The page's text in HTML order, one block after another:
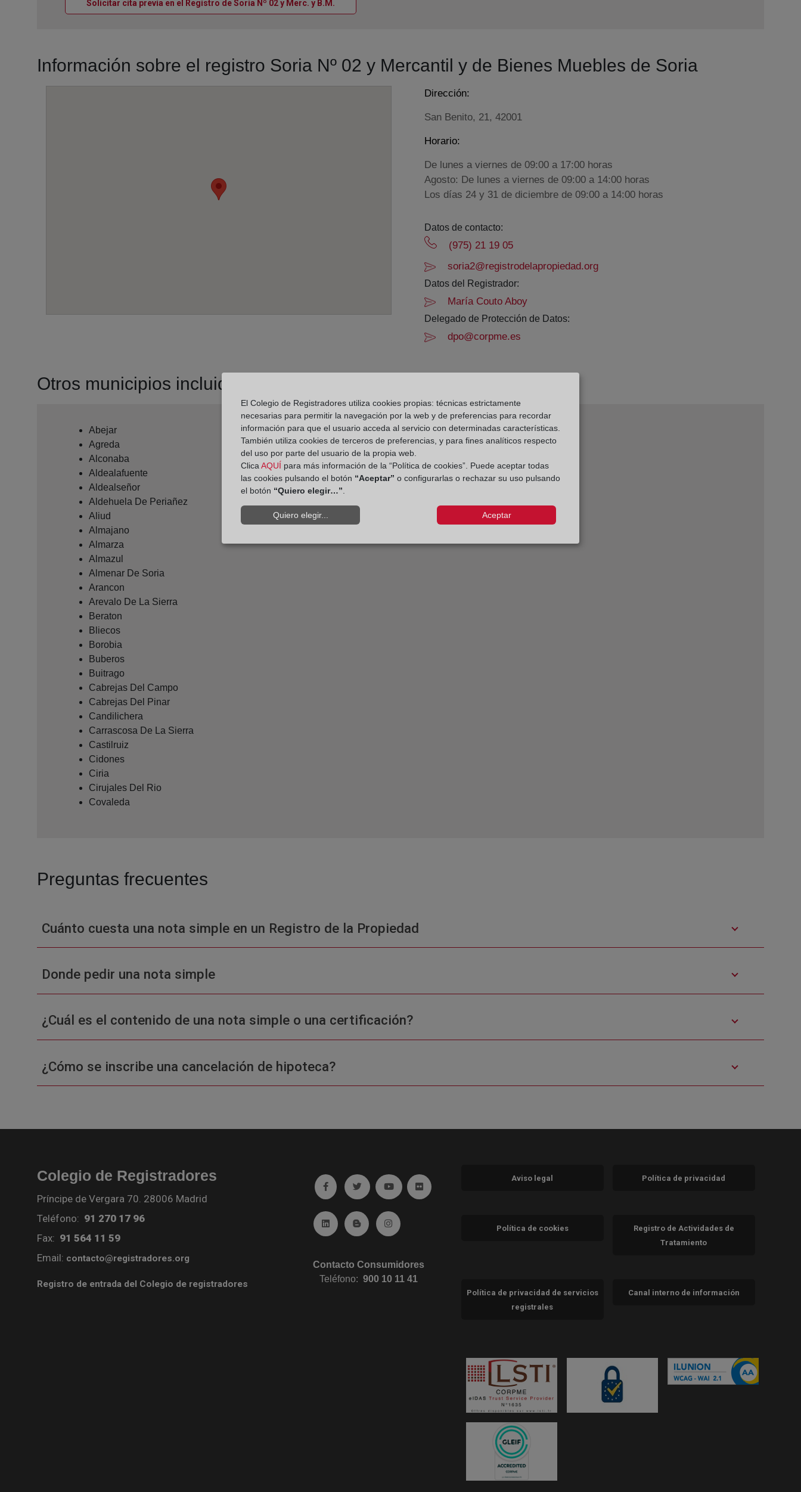
Solicitar cita previa en el Registro de Soria Nº 02 y Merc. y B.M.
Información sobre el registro Soria Nº 02 y Mercantil y de Bienes Muebles de Soria
Dirección:
San Benito, 21, 42001
Horario:
De lunes a viernes de 09:00 a 17:00 horas
Agosto: De lunes a viernes de 09:00 a 14:00 horas
Los días 24 y 31 de diciembre de 09:00 a 14:00 horas
Datos de contacto:
(975) 21 19 05
soria2@registrodelapropiedad.org
Datos del Registrador:
María Couto Aboy
Delegado de Protección de Datos:
dpo@corpme.es
Otros municipios incluidos en el distrito hipotecario
Abejar
Agreda
Alconaba
Aldealafuente
Aldealseñor
Aldehuela De Periañez
Aliud
Almajano
Almarza
Almazul
Almenar De Soria
Arancon
Arevalo De La Sierra
Beraton
Bliecos
Borobia
Buberos
Buitrago
Cabrejas Del Campo
Cabrejas Del Pinar
Candilichera
Carrascosa De La Sierra
Castilruiz
Cidones
Ciria
Cirujales Del Rio
Covaleda
Preguntas frecuentes
Cuánto cuesta una nota simple en un Registro de la Propiedad
Donde pedir una nota simple
¿Cuál es el contenido de una nota simple o una certificación?
¿Cómo se inscribe una cancelación de hipoteca?
Colegio de Registradores
Príncipe de Vergara 70. 28006 Madrid
Teléfono: 91 270 17 96
Fax: 91 564 11 59
Email: contacto@registradores.org
Registro de entrada del Colegio de registradores
Ir a facebook (abre en ventana nueva)
Ir a twitter (abre en ventana nueva)
Ir a YouTube (abre en ventana nueva)
Ir a Flickr (abre en ventana nueva)
Ir a Linkedin (abre en ventana nueva)
Ir al Blog (abre en ventana nueva)
Ir a Instagram (abre en ventana nueva)
Contacto Consumidores
Teléfono:900 10 11 41
Aviso legal Política de privacidad
Política de cookies
Registro de Actividades de
Tratamiento
Política de privacidad de servicios
registrales
Canal interno de información
El Colegio de Registradores utiliza cookies propias: técnicas estrictamente
necesarias para permitir la navegación por la web y de preferencias para recordar
información para que el usuario acceda al servicio con determinadas características.
También utiliza cookies de terceros de preferencias, y para fines analíticos respecto
del uso por parte del usuario de la propia web.
ClicaAQUÍ para más información de la “Política de cookies”. Puede aceptar todas
las cookies pulsando el botón “Aceptar” o configurarlas o rechazar su uso pulsando
el botón “Quiero elegir…”.
Quiero elegir... Aceptar